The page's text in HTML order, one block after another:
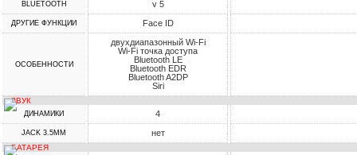
BLUETOOTH v 5
ДРУГИЕ ФУНКЦИИ Face ID
ОСОБЕННОСТИ
двухдиапазонный Wi-Fi
Wi-Fi точка доступа
Bluetooth LE
Bluetooth EDR
Bluetooth A2DP
Siri
ЗВУК
ДИНАМИКИ 4
JACK 3.5MM нет
БАТАРЕЯ